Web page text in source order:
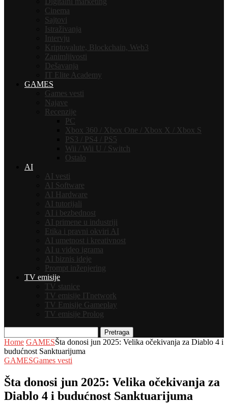
Cinema
Sajtovi
Istraživanja
Intervju
Kriptovalute, Blockchain, Web3
Zanimljivosti
Dešavanja
IT Elite Academy
GAMES
Games vesti
Najave
Recenzije
PC
Xbox 360 / Xbox One / Xbox X / Xbox S
PS3 / PS4 / PS5
Wii / Wii U / Switch
Ostalo
AI
AI vesti
AI Software
AI Hardware
AI tutorijali
AI i bezbednost
AI primene u industriji
Etika i pravni okviri AI
AI umetnost i kreativnost
AI u video igrama
AI biznis ideje
Prompt inženjering
TV emisije
TV stanice
TV emisije ITnetwork
TV Emisije Gameplay
TV emisije Prolog
Pretraga
Home GAMESŠta donosi jun 2025: Velika očekivanja za Diablo 4 i
budućnost Sanktuarijuma
GAMESGames vesti
Šta donosi jun 2025: Velika očekivanja za
Diablo 4 i budućnost Sanktuarijuma